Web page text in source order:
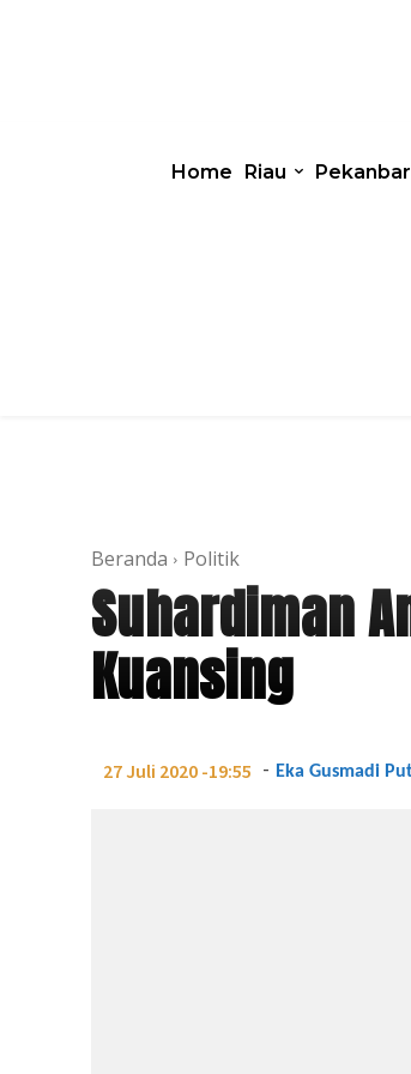
Home Riau
Beranda Politik
Suhardiman
Kuansing
27 Juli 2020 -19:55 - Eka Gusmadi